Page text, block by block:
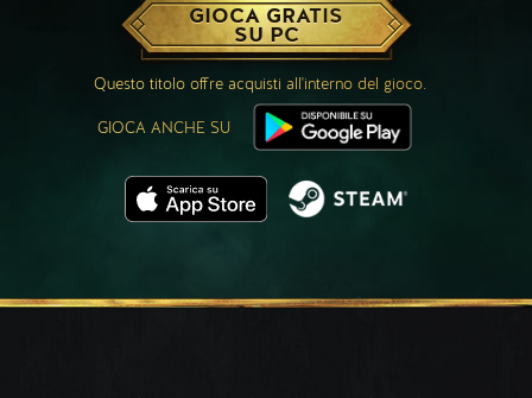
GIOCA GRATIS
SU PC
Questo titolo offre acquisti all'interno del gioco.
GIOCA ANCHE SU